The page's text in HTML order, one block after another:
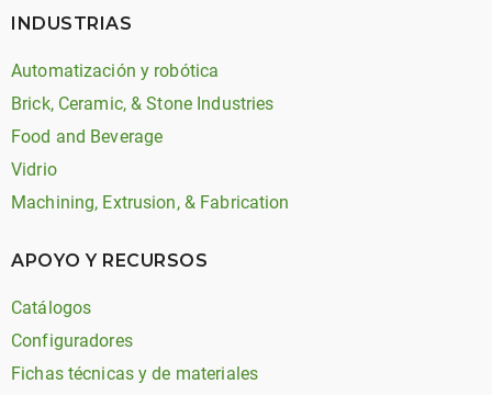
INDUSTRIAS
Automatización y robótica
Brick, Ceramic, & Stone Industries
Food and Beverage
Vidrio
Machining, Extrusion, & Fabrication
APOYO Y RECURSOS
Catálogos
Configuradores
Fichas técnicas y de materiales